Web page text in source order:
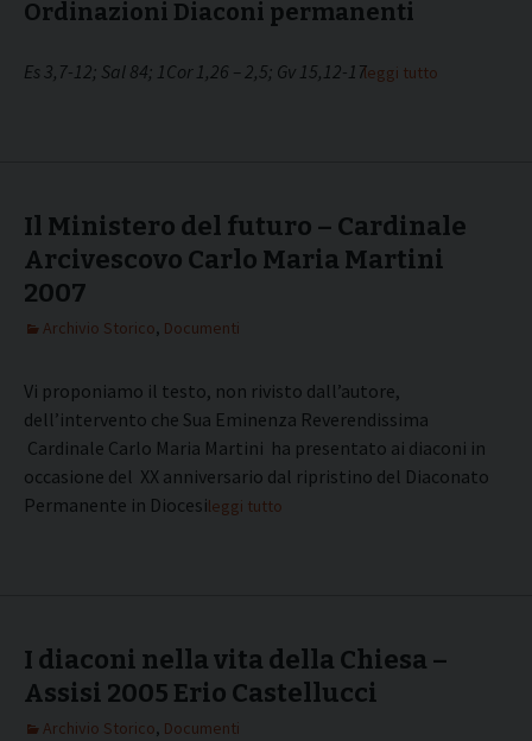
Ordinazioni Diaconi permanenti
Es 3,7-12; Sal 84; 1Cor 1,26 – 2,5; Gv 15,12-17leggi tutto
Il Ministero del futuro – Cardinale
Arcivescovo Carlo Maria Martini
2007
Archivio Storico, Documenti
Vi proponiamo il testo, non rivisto dall’autore,
dell’intervento che Sua Eminenza Reverendissima
Cardinale Carlo Maria Martini ha presentato ai diaconi in
occasione del XX anniversario dal ripristino del Diaconato
Permanente in Diocesi:leggi tutto
I diaconi nella vita della Chiesa –
Assisi 2005 Erio Castellucci
Archivio Storico, Documenti